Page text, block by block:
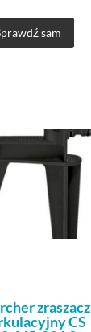
sam
zraszacz
CS